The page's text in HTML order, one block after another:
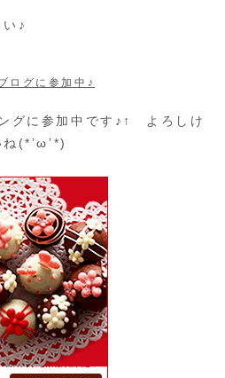
♪
ログに参加中♪
グに参加中です♪↑ よろしけ
ね(*’ω’*)